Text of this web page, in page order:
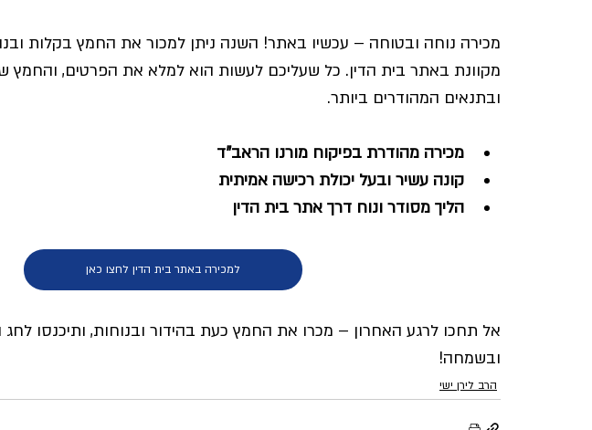
מכירה נוחה ובטוחה – עכשיו באתר! השנה ניתן למכור את החמץ בקלות
מקוונת באתר בית הדין. כל שעליכם לעשות הוא למלא את הפרטים, והחמץ
ובתנאים המהודרים ביותר.
מכירה מהודרת בפיקוח מורנו הראב"ד
קונה עשיר ובעל יכולת רכישה אמיתית
הליך מסודר ונוח דרך אתר בית הדין
למכירה באתר בית הדין לחצו כאן
אל תחכו לרגע האחרון – מכרו את החמץ כעת בהידור ובנוחות, ותיכנסו
ובשמחה!
הרב לירן ישי